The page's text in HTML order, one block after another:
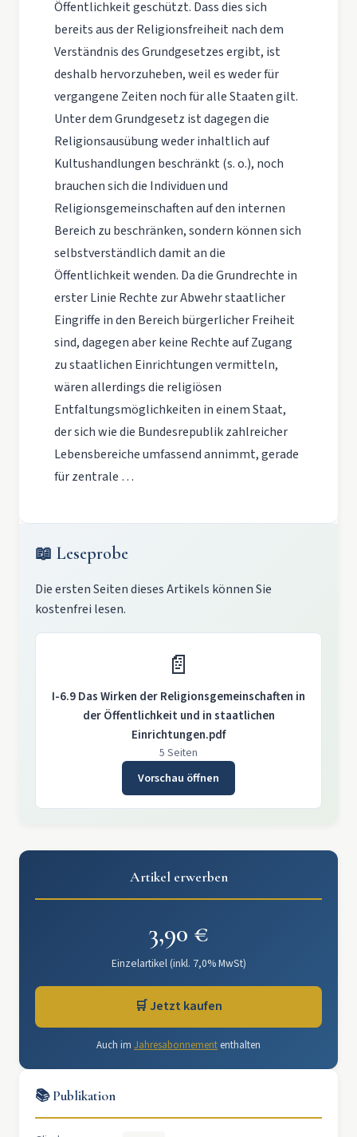
Öffentlichkeit geschützt. Dass dies sich
bereits aus der Religionsfreiheit nach dem
Verständnis des Grundgesetzes ergibt, ist
deshalb hervorzuheben, weil es weder für
vergangene Zeiten noch für alle Staaten gilt.
Unter dem Grundgesetz ist dagegen die
Religionsausübung weder inhaltlich auf
Kultushandlungen beschränkt (s. o.), noch
brauchen sich die Individuen und
Religionsgemeinschaften auf den internen
Bereich zu beschränken, sondern können sich
selbstverständlich damit an die
Öffentlichkeit wenden. Da die Grundrechte in
erster Linie Rechte zur Abwehr staatlicher
Eingriffe in den Bereich bürgerlicher Freiheit
sind, dagegen aber keine Rechte auf Zugang
zu staatlichen Einrichtungen vermitteln,
wären allerdings die religiösen
Entfaltungsmöglichkeiten in einem Staat,
der sich wie die Bundesrepublik zahlreicher
Lebensbereiche umfassend annimmt, gerade
für zentrale …
📖 Leseprobe
Die ersten Seiten dieses Artikels können Sie
kostenfrei lesen.
📄
I-6.9 Das Wirken der Religionsgemeinschaften in
der Öffentlichkeit und in staatlichen
Einrichtungen.pdf
5 Seiten
Vorschau öffnen
Artikel erwerben
3,90 €
Einzelartikel (inkl. 7,0% MwSt)
🛒 Jetzt kaufen
Auch im Jahresabonnement enthalten
📚 Publikation